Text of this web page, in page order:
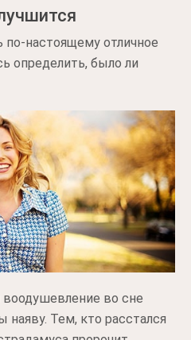
настоящему отличное
определить, было ли
воодушевление во сне
Тем, кто расстался